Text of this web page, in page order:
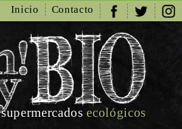
Inicio Contacto
supermercadosecológicos